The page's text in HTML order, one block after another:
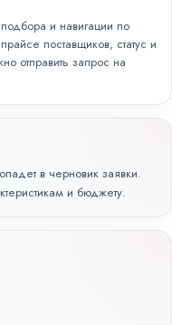
и навигации по
поставщиков, статус и
отправить запрос на
в черновик заявки.
и бюджету.